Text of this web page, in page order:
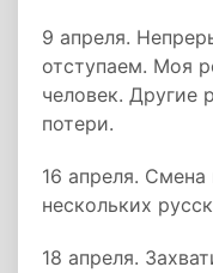
9 апреля.
отступаем. Моя
человек. Другие
потери.
16 апреля. Смена
нескольких
18 апреля.